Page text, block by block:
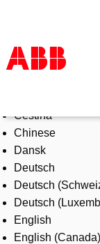
Products &
Industries
Services
About us
Where to buy
Contact us
Careers
Čeština
Chinese
Dansk
Deutsch
Deutsch
Deutsch
English
English (Canada)